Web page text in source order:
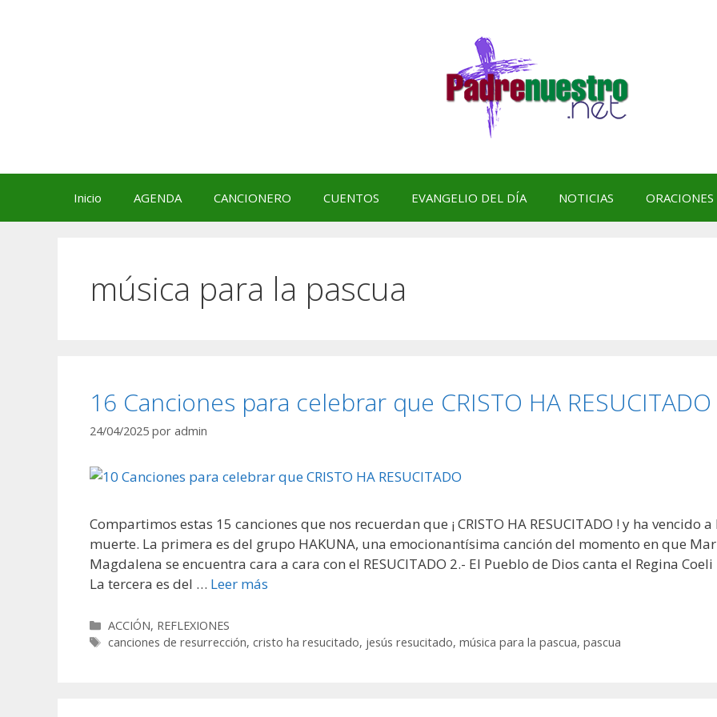
Inicio AGENDA CANCIONERO CUENTOS EVANGELIO DEL DÍA NOTICIAS ORACIONES
música para la pascua
16 Canciones para celebrar que CRISTO HA RESUCITADO
24/04/2025 por admin
Compartimos estas 15 canciones que nos recuerdan que ¡ CRISTO HA RESUCITADO ! y ha vencido a
muerte. La primera es del grupo HAKUNA, una emocionantísima canción del momento en que
Magdalena se encuentra cara a cara con el RESUCITADO 2.- El Pueblo de Dios canta el Regina Coeli
La tercera es del … Leer más
Categorías
ACCIÓN, REFLEXIONES
Etiquetas
canciones de resurrección,cristo ha resucitado, jesús resucitado,música para la pascua,pascua